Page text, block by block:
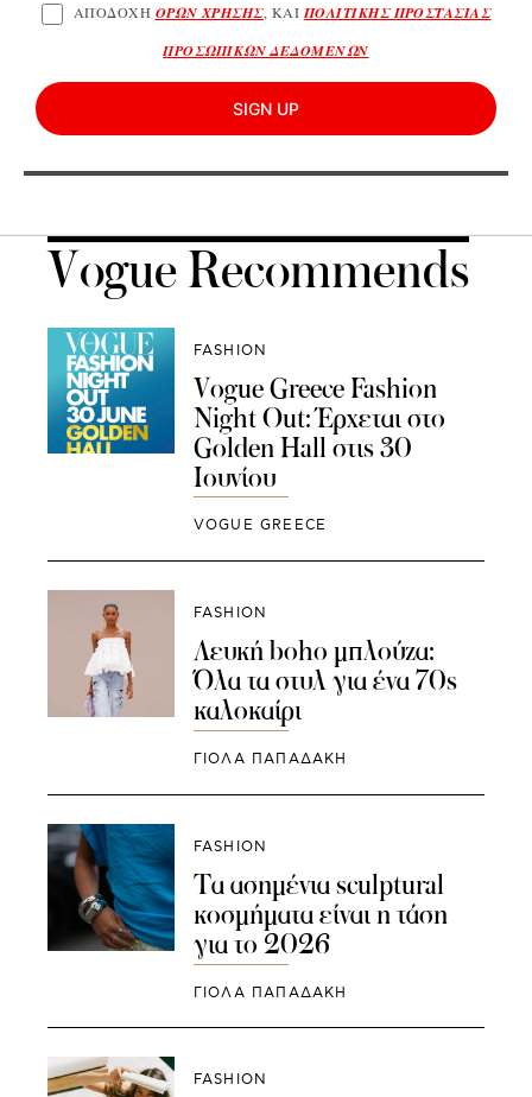
ΑΠΟΔΟΧΗ ΟΡΩΝ ΧΡΗΣΗΣ, ΚΑΙ ΠΟΛΙΤΙΚΗΣ ΠΡΟΣΤΑΣΙΑΣ
ΠΡΟΣΩΠΙΚΩΝ ΔΕΔΟΜΕΝΩΝ
SIGN UP
Vogue Recommends
FASHION
Vogue Greece Fashion
Night Out: Έρχεται στο
Golden Hall στις 30
Ιουνίου
VOGUE GREECE
FASHION
Λευκή boho μπλούζα:
Όλα τα στυλ για ένα 70s
καλοκαίρι
ΓΙΌΛΑ ΠΑΠΑΔΆΚΗ
FASHION
Τα ασημένια sculptural
κοσμήματα είναι η τάση
για το 2026
ΓΙΌΛΑ ΠΑΠΑΔΆΚΗ
FASHION